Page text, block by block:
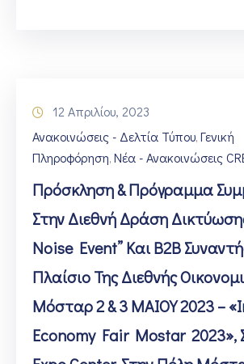
12 Απριλίου, 2023
Ανακοινώσεις - Δελτία Τύπου‚ Γενική
Πληροφόρηση‚ Νέα - Ανακοινώσεις
Πρόσκληση & Πρόγραμμα
Στην Διεθνή Δράση
Noise Event” Και Β2Β
Πλαίσιο Της Διεθνής
Μόσταρ 2 & 3 ΜΑΙΟΥ 2023 –
Economy Fair Mostar 2023»,